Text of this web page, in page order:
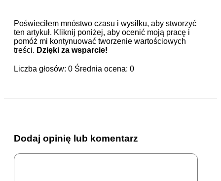
Poświeciłem mnóstwo czasu i wysiłku, aby stworzyć
ten artykuł. Kliknij poniżej, aby ocenić moją pracę i
pomóż mi kontynuować tworzenie wartościowych
treści. Dzięki za wsparcie!
Liczba głosów: 0 Średnia ocena: 0
Dodaj opinię lub komentarz
Komentarz